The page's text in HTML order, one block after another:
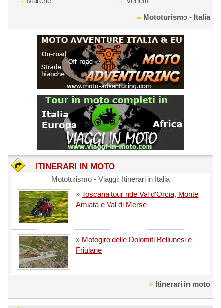
Mototurismo - Italia
ITINERARI IN MOTO
Mototurismo - Viaggi: Itinerari in Italia
»Toscana tour ride Val d'Orcia, Monte
Amiata e Val di Merse
» Motogiro delle Dolomiti Bellunesi e
Friulane
Itinerari in moto